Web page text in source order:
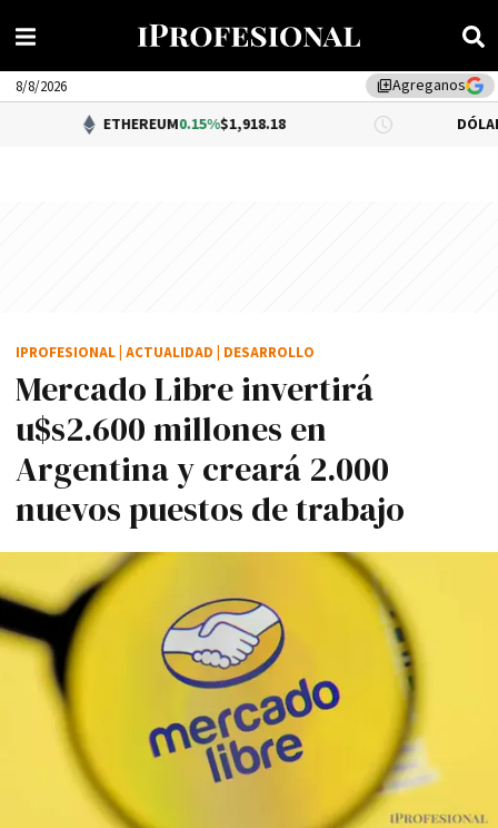
library_addAgreganos
8/8/2026
ETHEREUM0.15%$1,918.18 DÓLAR BNA
Mercado Libre invertirá
u$s2.600 millones en
Argentina y creará 2.000
nuevos puestos de trabajo
IPROFESIONAL ACTUALIDAD DESARROLLO